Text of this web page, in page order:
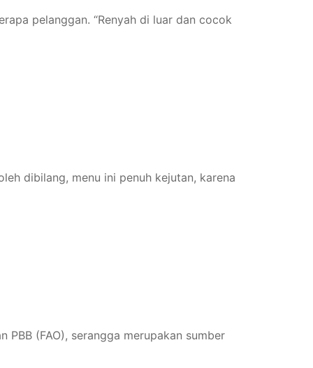
pelanggan. “Renyah di luar dan cocok
dibilang, menu ini penuh kejutan, karena
PBB (FAO), serangga merupakan sumber